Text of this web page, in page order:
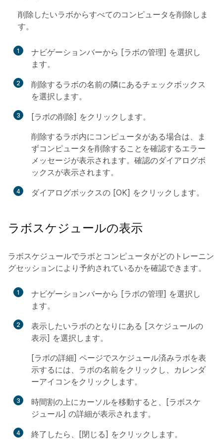
削除したいラボからすべてのコンピュータを削除しま
す。
1
ナビゲーションバーから [ラボの管理] を選択し
ます。
2
削除するラボの名前の隣にあるチェックボックス
を選択します。
3
[ラボの削除] をクリックします。
削除するラボ内にコンピュータがある場合は、ま
ずコンピュータを削除することを確認するエラー
メッセージが表示されます。確認のダイアログボ
ックスが表示されます。
4 ダイアログボックスの [OK] をクリックします。
ラボスケジュールの表示
ラボスケジュールでラボとコンピュータがどのトレーニン
グセッションにより予約されているかを確認できます。
1
ナビゲーションバーから [ラボの管理] を選択し
ます。
2
表示したいラボのとなりにある [スケジュールの
表示] を選択します。
[ラボの詳細] ページでスケジュール済みラボを表
示するには、ラボの名前をクリックし、カレンダ
ーアイコンをクリックします。
3
時間割の上にカーソルを移動すると、[ラボスケ
ジュール] の詳細が表示されます。
4 終了したら、[閉じる] をクリックします。